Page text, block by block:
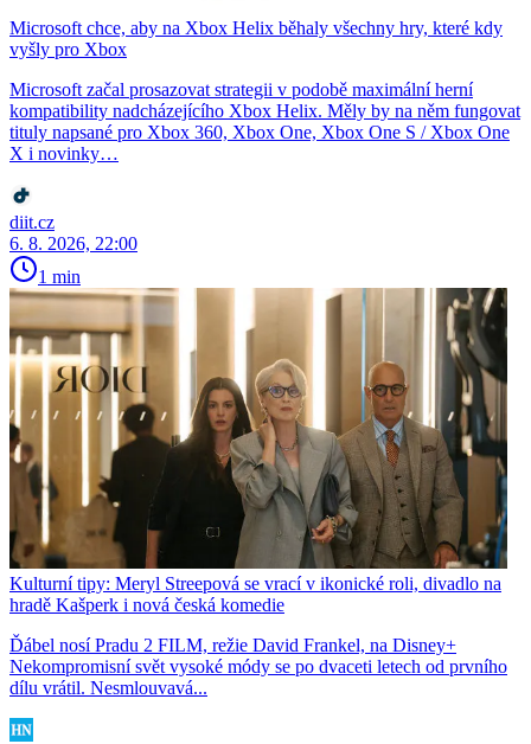
Microsoft chce, aby na Xbox Helix běhaly všechny hry, které kdy
vyšly pro Xbox
Microsoft začal prosazovat strategii v podobě maximální herní
kompatibility nadcházejícího Xbox Helix. Měly by na něm fungovat
tituly napsané pro Xbox 360, Xbox One, Xbox One S / Xbox One
X i novinky…
diit.cz
6. 8. 2026, 22:00
1 min
Kulturní tipy: Meryl Streepová se vrací v ikonické roli, divadlo na
hradě Kašperk i nová česká komedie
Ďábel nosí Pradu 2 FILM, režie David Frankel, na Disney+
Nekompromisní svět vysoké módy se po dvaceti letech od prvního
dílu vrátil. Nesmlouvavá...